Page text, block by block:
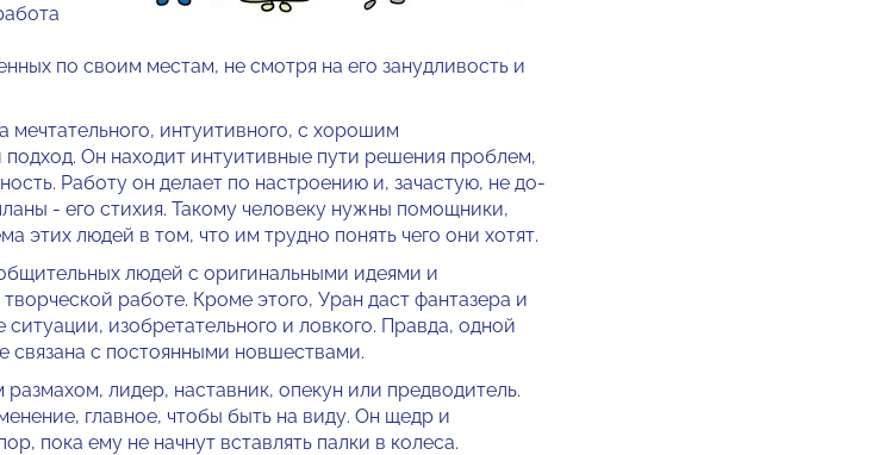
по своим местам, не смотря на его занудливость и
интуитивного, с хо­рошим
Он находит интуитивные пути решения про­блем,
Работу он дела­ет по настроению и, зачастую, не до­
- его стихия. Такому человеку нужны помощники,
этих людей в том, что им труд­но понять чего они хотят.
людей с оригинальными идеями и
работе. Кроме этого, Уран даст фантазера и
изобретательного и ловкого. Правда, одной
связана с постоянными новшества­ми.
лидер, на­ставник, опекун или предводитель.
главное, чтобы быть на виду. Он щедр и
по­ка ему не начнут вставлять палки в колеса.